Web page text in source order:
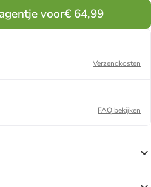
voor€ 64,99
Verzendkosten
FAQ bekijken